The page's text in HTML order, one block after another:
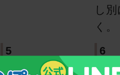
し
く。
5
つぶしたバナナ
6
ムー